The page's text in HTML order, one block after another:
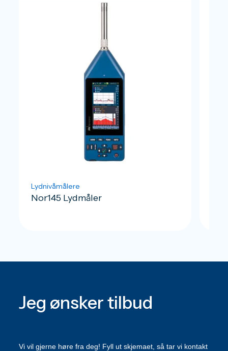
Lydnivåmålere
Nor145 Lydmåler
Jeg ønsker tilbud
Vi vil gjerne høre fra deg! Fyll ut skjemaet, så tar vi kontakt